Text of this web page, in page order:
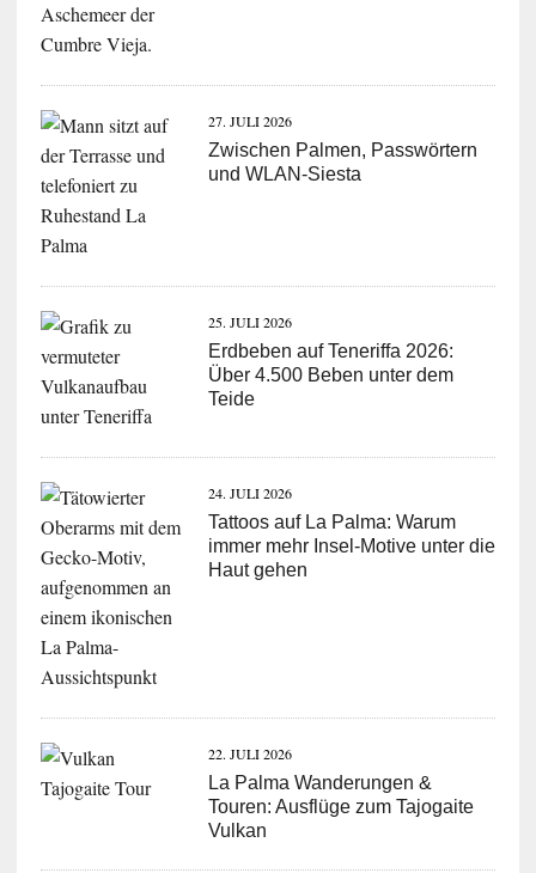
27. JULI 2026
Zwischen Palmen, Passwörtern
und WLAN-Siesta
25. JULI 2026
Erdbeben auf Teneriffa 2026:
Über 4.500 Beben unter dem
Teide
24. JULI 2026
Tattoos auf La Palma: Warum
immer mehr Insel-Motive unter die
Haut gehen
22. JULI 2026
La Palma Wanderungen &
Touren: Ausflüge zum Tajogaite
Vulkan